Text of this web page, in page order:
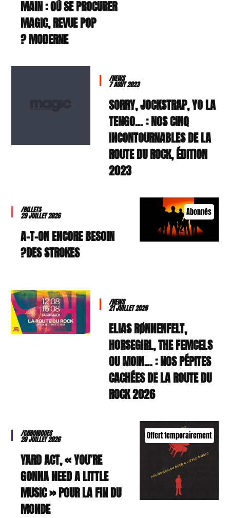
MAIN : OÙ SE PROCURER
MAGIC, REVUE POP
MODERNE ?
/NEWS
7 AOÛT 2023
SORRY, JOCKSTRAP, YO LA
TENGO… : NOS CINQ
INCONTOURNABLES DE LA
ROUTE DU ROCK, ÉDITION
2023
Abonnés
/BILLETS
29 JUILLET 2026
A-T-ON ENCORE BESOIN
DES STROKES?
/NEWS
21 JUILLET 2026
ELIAS RØNNENFELT,
HORSEGIRL, THE FEMCELS
OU MOIN… : NOS PÉPITES
CACHÉES DE LA ROUTE DU
ROCK 2026
Offert temporairement
/CHRONIQUES
20 JUILLET 2026
YARD ACT, « YOU’RE
GONNA NEED A LITTLE
MUSIC » POUR LA FIN DU
MONDE